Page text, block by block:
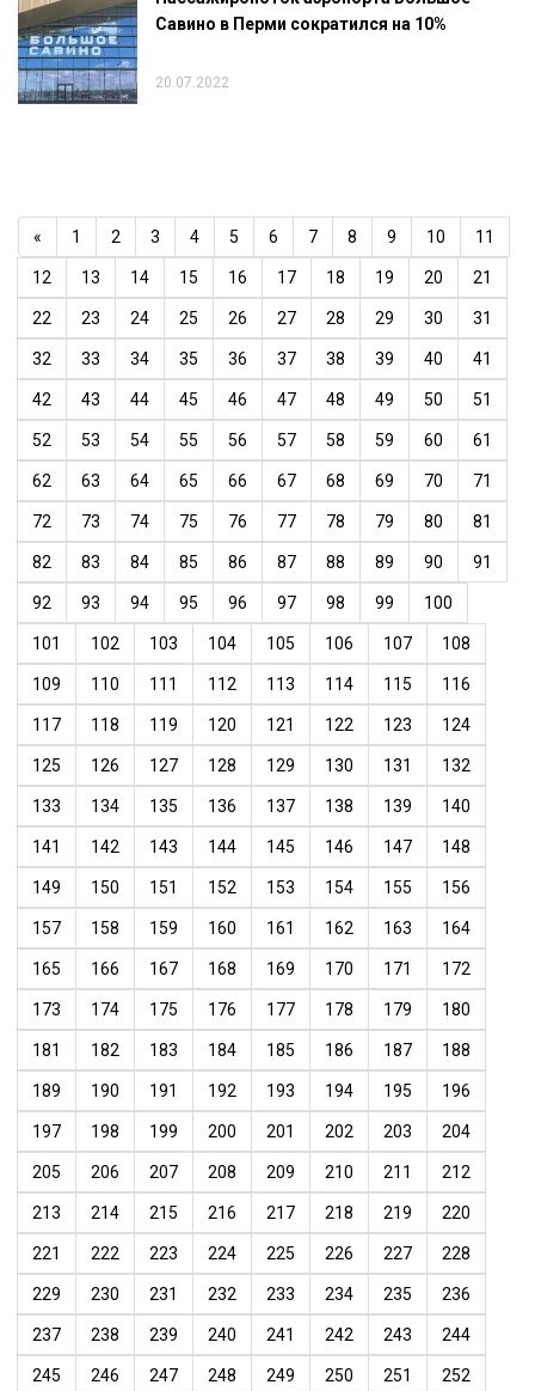
Савино в Перми сократился на 10%
20.07.2022
« 1 2 3 4 5 6 7 8 9 10 11
12 13 14 15 16 17 18 19 20 21
22 23 24 25 26 27 28 29 30 31
32 33 34 35 36 37 38 39 40 41
42 43 44 45 46 47 48 49 50 51
52 53 54 55 56 57 58 59 60 61
62 63 64 65 66 67 68 69 70 71
72 73 74 75 76 77 78 79 80 81
82 83 84 85 86 87 88 89 90 91
92 93 94 95 96 97 98 99 100
101 102 103 104 105 106 107 108
109 110 111 112 113 114 115 116
117 118 119 120 121 122 123 124
125 126 127 128 129 130 131 132
133 134 135 136 137 138 139 140
141 142 143 144 145 146 147 148
149 150 151 152 153 154 155 156
157 158 159 160 161 162 163 164
165 166 167 168 169 170 171 172
173 174 175 176 177 178 179 180
181 182 183 184 185 186 187 188
189 190 191 192 193 194 195 196
197 198 199 200 201 202 203 204
205 206 207 208 209 210 211 212
213 214 215 216 217 218 219 220
221 222 223 224 225 226 227 228
229 230 231 232 233 234 235 236
237 238 239 240 241 242 243 244
245 246 247 248 249 250 251 252